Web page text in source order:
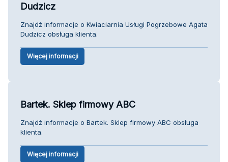
Dudzicz
Znajdź informacje o Kwiaciarnia Usługi Pogrzebowe Agata
Dudzicz obsługa klienta.
Więcej informacji
Bartek. Sklep firmowy ABC
Znajdź informacje o Bartek. Sklep firmowy ABC obsługa
klienta.
Więcej informacji